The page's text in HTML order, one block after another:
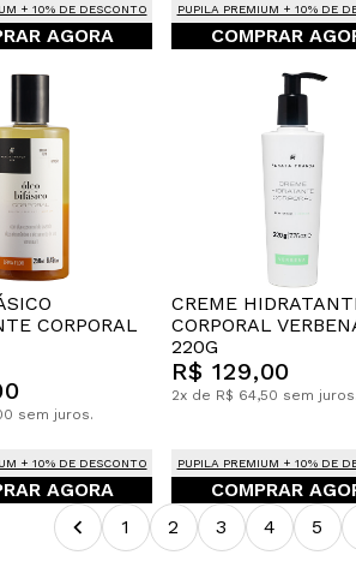
+ 10% DE DESCONTO
AGORA
PUPILA PREMIUM + 10% DE
COMPRAR
CORPORAL
sem juros.
+ 10% DE DESCONTO
AGORA
CREME
CORPORAL
220G
R$ 129,00
2x de R$ 64,50 sem juros.
PUPILA PREMIUM + 10% DE
COMPRAR
1
2 3 4 5